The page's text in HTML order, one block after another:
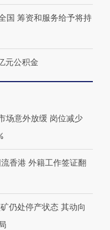
国 筹资和服务给予将持
元公积金
场意外放缓 岗位减少
香港 外籍工作签证翻
仍处停产状态 其动向